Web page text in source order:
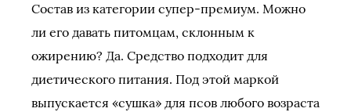
Состав из категории супер-премиум. Можно
ли его давать питомцам, склонным к
ожирению? Да. Средство подходит для
диетического питания. Под этой маркой
выпускается «сушка» для псов любого возраста